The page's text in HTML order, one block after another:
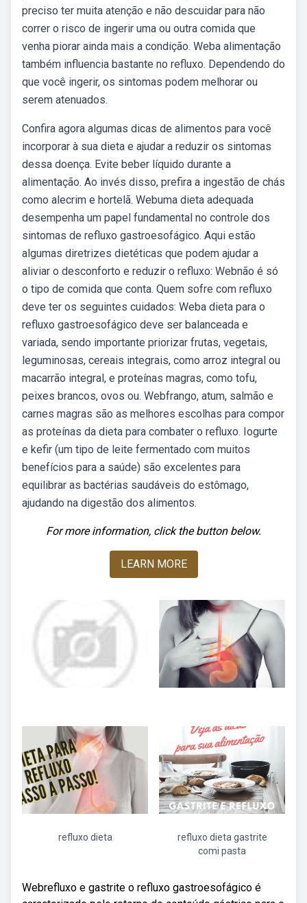
preciso ter muita atenção e não descuidar para não
correr o risco de ingerir uma ou outra comida que
venha piorar ainda mais a condição. Weba alimentação
também influencia bastante no refluxo. Dependendo do
que você ingerir, os sintomas podem melhorar ou
serem atenuados.
Confira agora algumas dicas de alimentos para você
incorporar à sua dieta e ajudar a reduzir os sintomas
dessa doença. Evite beber líquido durante a
alimentação. Ao invés disso, prefira a ingestão de chás
como alecrim e hortelã. Webuma dieta adequada
desempenha um papel fundamental no controle dos
sintomas de refluxo gastroesofágico. Aqui estão
algumas diretrizes dietéticas que podem ajudar a
aliviar o desconforto e reduzir o refluxo: Webnão é só
o tipo de comida que conta. Quem sofre com refluxo
deve ter os seguintes cuidados: Weba dieta para o
refluxo gastroesofágico deve ser balanceada e
variada, sendo importante priorizar frutas, vegetais,
leguminosas, cereais integrais, como arroz integral ou
macarrão integral, e proteínas magras, como tofu,
peixes brancos, ovos ou. Webfrango, atum, salmão e
carnes magras são as melhores escolhas para compor
as proteínas da dieta para combater o refluxo. Iogurte
e kefir (um tipo de leite fermentado com muitos
benefícios para a saúde) são excelentes para
equilibrar as bactérias saudáveis do estômago,
ajudando na digestão dos alimentos.
For more information, click the button below.
LEARN MORE
refluxo dieta
refluxo dieta gastrite
comi pasta
Webrefluxo e gastrite o refluxo gastroesofágico é